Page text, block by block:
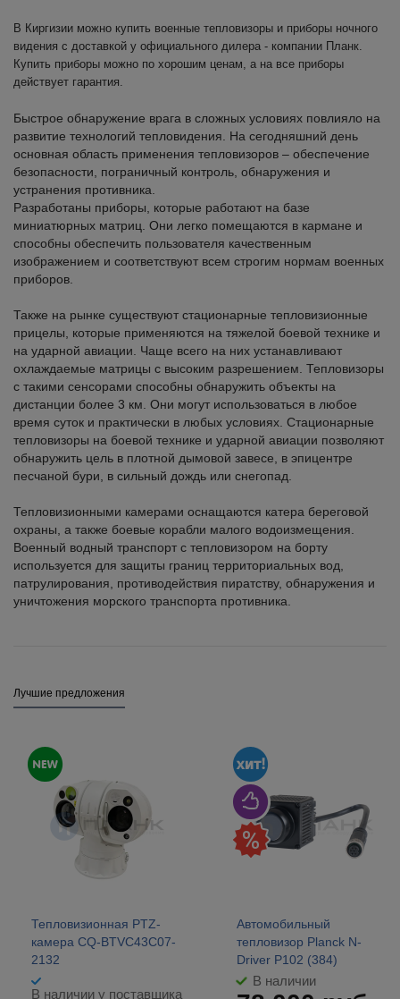
В Киргизии можно купить военные тепловизоры и приборы ночного
видения с доставкой у официального дилера - компании Планк.
Купить приборы можно по хорошим ценам, а на все приборы
действует гарантия.
Быстрое обнаружение врага в сложных условиях повлияло на
развитие технологий тепловидения. На сегодняшний день
основная область применения тепловизоров – обеспечение
безопасности, пограничный контроль, обнаружения и
устранения противника.
Разработаны приборы, которые работают на базе
миниатюрных матриц. Они легко помещаются в кармане и
способны обеспечить пользователя качественным
изображением и соответствуют всем строгим нормам военных
приборов.
Также на рынке существуют стационарные тепловизионные
прицелы, которые применяются на тяжелой боевой технике и
на ударной авиации. Чаще всего на них устанавливают
охлаждаемые матрицы с высоким разрешением. Тепловизоры
с такими сенсорами способны обнаружить объекты на
дистанции более 3 км. Они могут использоваться в любое
время суток и практически в любых условиях. Стационарные
тепловизоры на боевой технике и ударной авиации позволяют
обнаружить цель в плотной дымовой завесе, в эпицентре
песчаной бури, в сильный дождь или снегопад.
Тепловизионными камерами оснащаются катера береговой
охраны, а также боевые корабли малого водоизмещения.
Военный водный транспорт с тепловизором на борту
используется для защиты границ территориальных вод,
патрулирования, противодействия пиратству, обнаружения и
уничтожения морского транспорта противника.
Лучшие предложения
Тепловизионная PTZ-
камера CQ-BTVC43C07-
2132
В наличии у поставщика
Автомобильный
тепловизор Planck N-
Driver P102 (384)
В наличии